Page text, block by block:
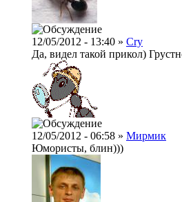
12/05/2012 - 13:40 » Cry
Да, видел такой прикол)
12/05/2012 - 06:58 » Мирмик
Юмористы, блин)))